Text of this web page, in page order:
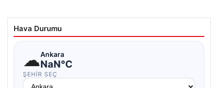
Hava Durumu
☁Ankara
NaN°C
ŞEHIR SEÇ